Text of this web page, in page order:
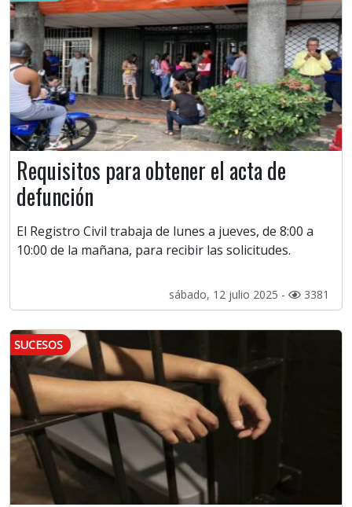
Requisitos para obtener el acta de
defunción
El Registro Civil trabaja de lunes a jueves, de 8:00 a
10:00 de la mañana, para recibir las solicitudes.
sábado, 12 julio 2025 - 3381
SUCESOS